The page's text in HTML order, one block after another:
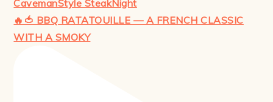
🔥🍅 BBQ RATATOUILLE — A FRENCH CLASSIC
WITH A SMOKY